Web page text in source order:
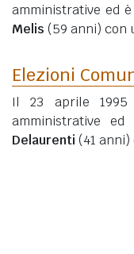
amministrative ed
Melis (59 anni) con
Elezioni
Il 23 aprile 1995
amministrative
Delaurenti (41 anni)